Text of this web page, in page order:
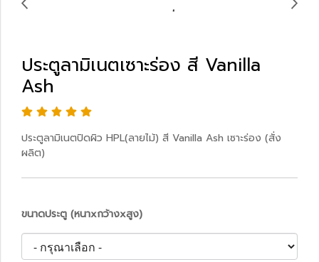
ประตูลามิเนตเซาะร่อง สี Vanilla
Ash
ประตูลามิเนตปิดผิว HPL(ลายไม้) สี Vanilla Ash เซาะร่อง (สั่ง
ผลิต)
ขนาดประตู (หนาxกว้างxสูง)